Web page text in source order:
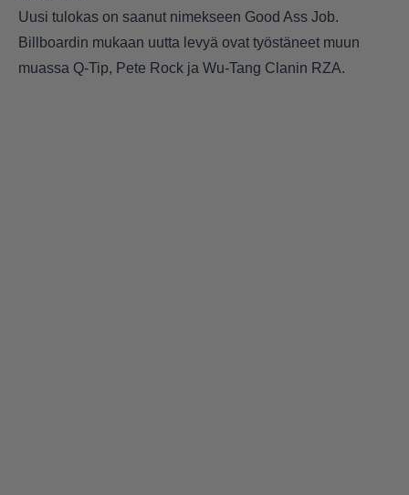
Uusi tulokas on saanut nimekseen Good Ass Job.
Billboardin mukaan uutta levyä ovat työstäneet muun
muassa Q-Tip, Pete Rock ja Wu-Tang Clanin RZA.